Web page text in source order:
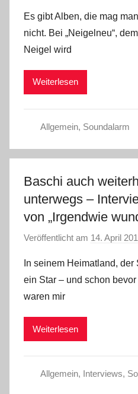
Es gibt Alben, die mag
nicht. Bei „Neigelneu“,
Neigel wird
Weiterlesen
Allgemein, Soundalarm
Baschi auch
unterwegs –
von „Irgendwie
Veröffentlicht am 14. April
In seinem Heimatland,
ein Star – und schon
waren mir
Weiterlesen
Allgemein, Interviews,